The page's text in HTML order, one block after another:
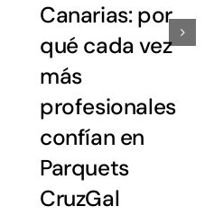
Canarias: por
qué cada vez
más
profesionales
confían en
Parquets
CruzGal